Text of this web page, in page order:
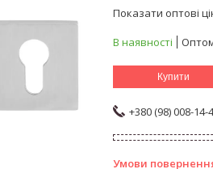
Показати оптові
В наявності
Купити
+380 (98) 008-14-